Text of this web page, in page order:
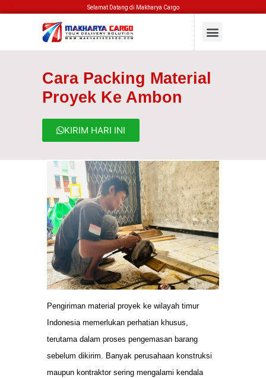
Selamat Datang di Makharya Cargo
Cara Packing Material
Proyek Ke Ambon
KIRIM HARI INI
Pengiriman material proyek ke wilayah timur
Indonesia memerlukan perhatian khusus,
terutama dalam proses pengemasan barang
sebelum dikirim. Banyak perusahaan konstruksi
maupun kontraktor sering mengalami kendala